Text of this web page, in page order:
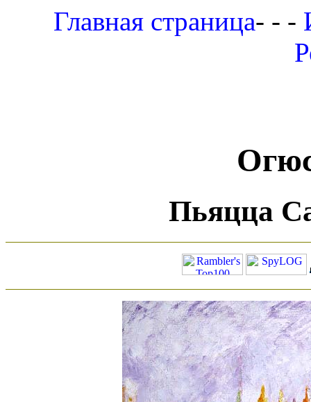
Главная страница- - -
Пьяцца